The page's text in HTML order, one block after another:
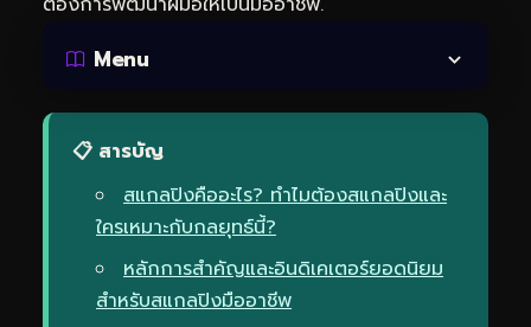
Menu
📋 สารบัญ
สแกลปิงคืออะไร? ทำไมต้องสแกลปิงและ
ใครเหมาะกับกลยุทธ์นี้?
หลักการสำคัญและอินดิเคเตอร์ยอดนิยม
สำหรับสแกลปิงมืออาชีพ